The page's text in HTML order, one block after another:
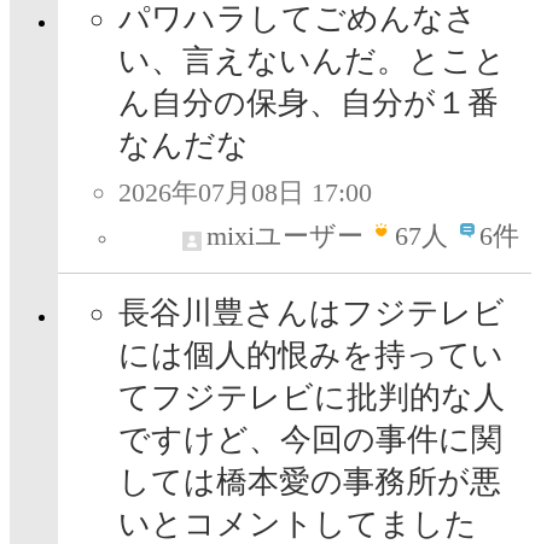
パワハラしてごめんなさ
い、言えないんだ。とこと
ん自分の保身、自分が１番
なんだな
2026年07月08日 17:00
mixiユーザー
67人 6件
長谷川豊さんはフジテレビ
には個人的恨みを持ってい
てフジテレビに批判的な人
ですけど、今回の事件に関
しては橋本愛の事務所が悪
いとコメントしてました